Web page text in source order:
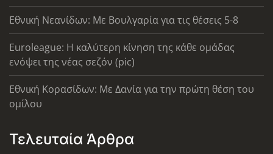
Εθνική Νεανίδων: Με Βουλγαρία για τις θέσεις 5-8
Euroleague: Η καλύτερη κίνηση της κάθε ομάδας
ενόψει της νέας σεζόν (pic)
Εθνική Κορασίδων: Με Δανία για την πρώτη θέση του
ομίλου
Τελευταία Άρθρα